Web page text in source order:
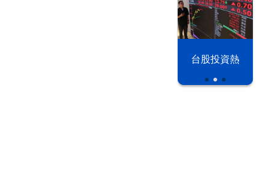
台股投資熱